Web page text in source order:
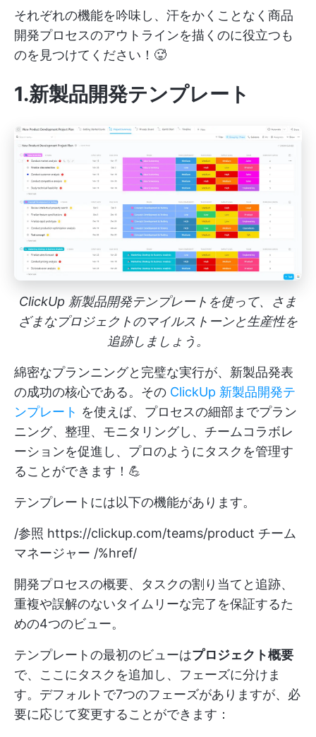
それぞれの機能を吟味し、汗をかくことなく商品
開発プロセスのアウトラインを描くのに役立つも
のを見つけてください！🥵
1.新製品開発テンプレート
ClickUp 新製品開発テンプレートを使って、さま
ざまなプロジェクトのマイルストーンと生産性を
追跡しましょう。
綿密なプランニングと完璧な実行が、新製品発表
の成功の核心である。その ClickUp 新製品開発テ
ンプレート を使えば、プロセスの細部までプラン
ニング、整理、モニタリングし、チームコラボレ
ーションを促進し、プロのようにタスクを管理す
ることができます！💪
テンプレートには以下の機能があります。
/参照 https://clickup.com/teams/product チーム
マネージャー /%href/
開発プロセスの概要、タスクの割り当てと追跡、
重複や誤解のないタイムリーな完了を保証するた
めの4つのビュー。
テンプレートの最初のビューはプロジェクト概要
で、ここにタスクを追加し、フェーズに分けま
す。デフォルトで7つのフェーズがありますが、必
要に応じて変更することができます：